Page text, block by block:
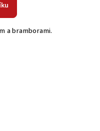
a bramborami.